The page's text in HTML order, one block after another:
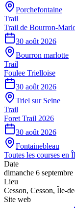
Porchefontaine
Trail
Trail de Bourron-
30 août 2026
Bourron marlotte
Trail
Foulee Trielloise
30 août 2026
Triel sur Seine
Trail
Foret Trail 2026
30 août 2026
Fontainebleau
Toutes les courses en
Date
dimanche 6
Lieu
Cesson, Cesson, Île-
Site web